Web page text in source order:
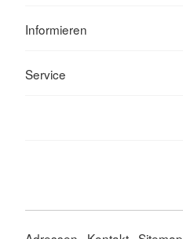
Informieren
Service